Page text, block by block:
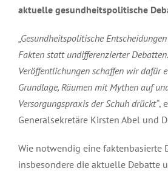
aktuelle gesundheitspolitische
„Gesundheitspolitische
Fakten statt undifferenzierter
Veröffentlichungen schaffen wir dafür
Grundlage, Räumen mit Mythen auf
Versorgungspraxis der Schuh drückt“,
Generalsekretäre Kirsten Abel und
Wie notwendig eine faktenbasierte
insbesondere die aktuelle Debatte